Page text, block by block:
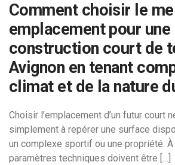
Comment choisir le
emplacement pour une
construction court de
Avignon en tenant
climat et de la nature
Choisir l’emplacement d’un futur court
simplement à repérer une surface
un complexe sportif ou une propriété.
paramètres techniques doivent être […]